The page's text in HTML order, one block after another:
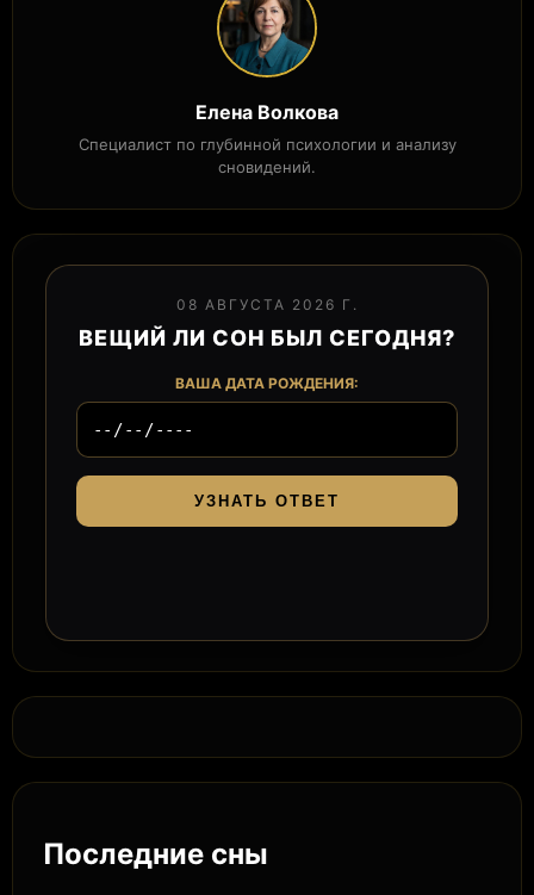
Елена Волкова
Специалист по глубинной психологии и анализу
сновидений.
08 АВГУСТА 2026 Г.
ВЕЩИЙ ЛИ СОН БЫЛ СЕГОДНЯ?
ВАША ДАТА РОЖДЕНИЯ:
УЗНАТЬ ОТВЕТ
Последние сны